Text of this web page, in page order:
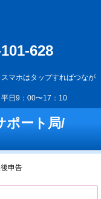
628
マホはタップすればつなが
日9：00〜17：10
ポート局/
申告